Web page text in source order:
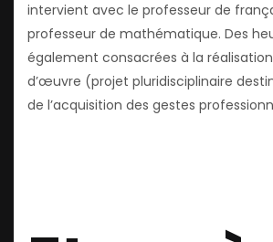
intervient avec le professeur de
professeur de mathématique. Des
également consacrées à la
d’œuvre (projet pluridisciplinaire
de l’acquisition des gestes